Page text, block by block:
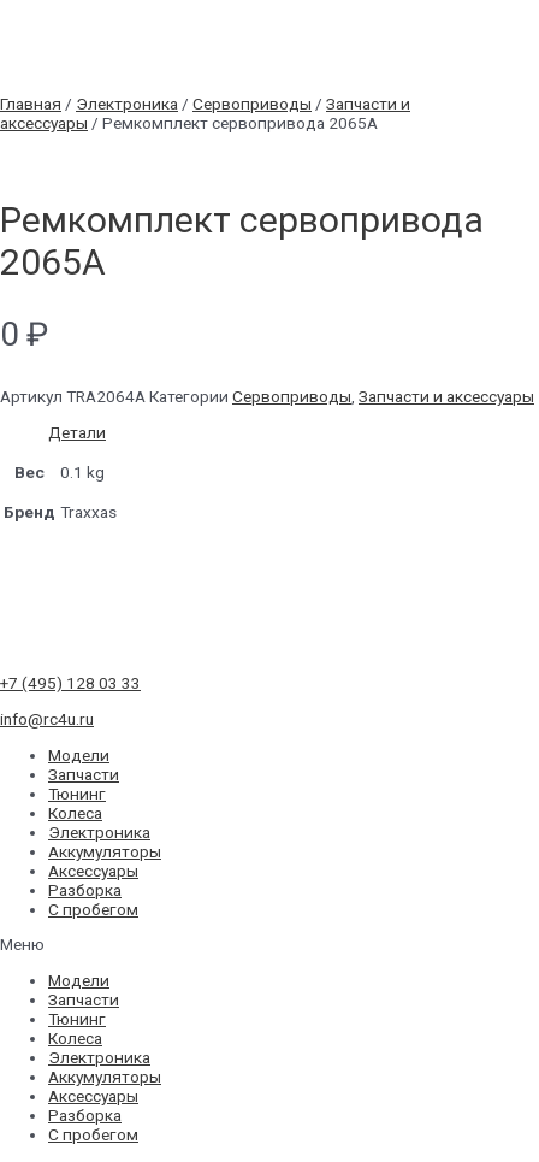
Главная / Электроника / Сервоприводы / Запчасти и
аксессуары / Ремкомплект сервопривода 2065А
Ремкомплект сервопривода
2065А
0 ₽
Артикул TRA2064AКатегории Сервоприводы, Запчасти и аксессуары
Детали
Вес 0.1 kg
Бренд Traxxas
+7 (495) 128 03 33
info@rc4u.ru
Модели
Запчасти
Тюнинг
Колеса
Электроника
Аккумуляторы
Аксессуары
Разборка
С пробегом
Меню
Модели
Запчасти
Тюнинг
Колеса
Электроника
Аккумуляторы
Аксессуары
Разборка
С пробегом